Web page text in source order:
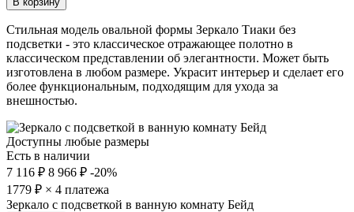
Стильная модель овальной формы Зеркало Тиаки без
подсветки - это классическое отражающее полотно в
классическом представлении об элегантности. Может быть
изготовлена в любом размере. Украсит интерьер и сделает его
более функциональным, подходящим для ухода за
внешностью.
Доступны любые размеры
Есть в наличии
7 116 ₽ 8 966 ₽ -20%
1779 ₽ × 4 платежа
Зеркало с подсветкой в ванную комнату Бейд